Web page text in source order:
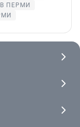
ПЕРМИ